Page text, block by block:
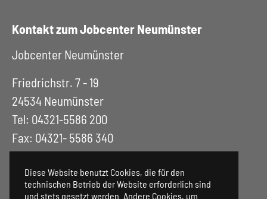
Kontakt zum Jobcenter Neumünster
Jobcenter Neumünster
Friedrichstr. 7 - 19
24534 Neumünster
Tel: 04321-5586 200
Fax: 04321- 5586 340
Diese Website benutzt Cookies, die für den
technischen Betrieb der Website erforderlich sind
und stets gesetzt werden. Andere Cookies, um